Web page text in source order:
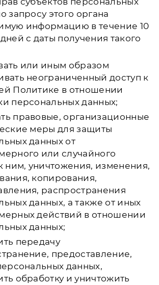
запросу этого органа
информацию в течение 10
с даты получения такого
или иным образом
неограниченный доступ к
Политике в отношении
персональных данных;
правовые, организационные
меры для защиты
данных от
или случайного
ним, уничтожения, изменения,
копирования,
распространения
данных, а также от иных
действий в отношении
данных;
передачу
предоставление,
данных,
обработку и уничтожить